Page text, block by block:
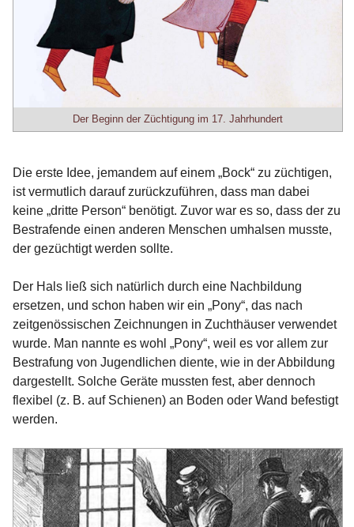
Der Beginn der Züchtigung im 17. Jahrhundert
Die erste Idee, jemandem auf einem „Bock“ zu züchtigen,
ist vermutlich darauf zurückzuführen, dass man dabei
keine „dritte Person“ benötigt. Zuvor war es so, dass der zu
Bestrafende einen anderen Menschen umhalsen musste,
der gezüchtigt werden sollte.
Der Hals ließ sich natürlich durch eine Nachbildung
ersetzen, und schon haben wir ein „Pony“, das nach
zeitgenössischen Zeichnungen in Zuchthäuser verwendet
wurde. Man nannte es wohl „Pony“, weil es vor allem zur
Bestrafung von Jugendlichen diente, wie in der Abbildung
dargestellt. Solche Geräte mussten fest, aber dennoch
flexibel (z. B. auf Schienen) an Boden oder Wand befestigt
werden.